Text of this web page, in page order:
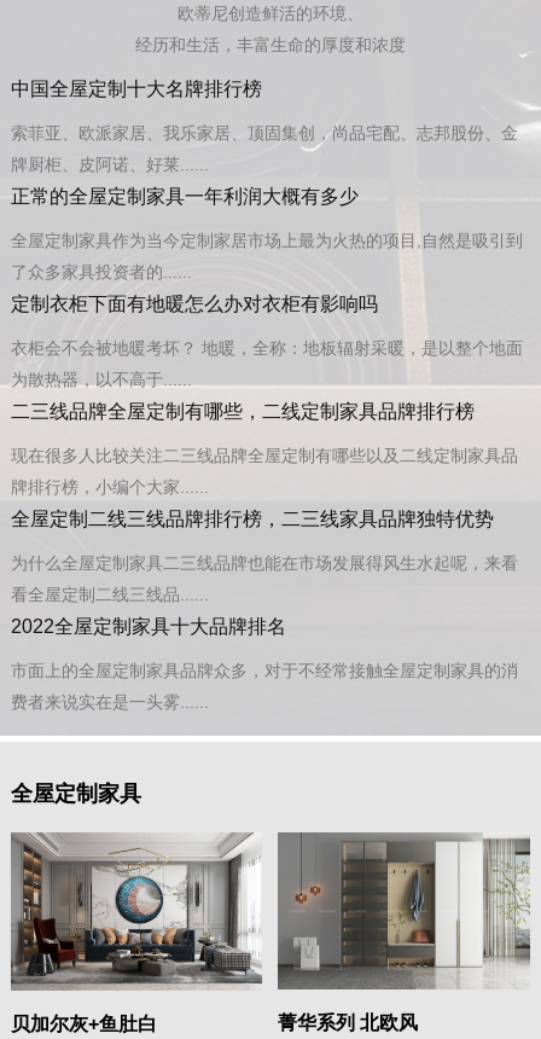
中国全屋定制十大名牌排行榜
索菲亚、欧派家居、我乐家居、顶固集创，尚品宅配、志邦股份、金
牌厨柜、皮阿诺、好莱......
正常的全屋定制家具一年利润大概有多少
全屋定制家具作为当今定制家居市场上最为火热的项目,自然是吸引到
了众多家具投资者的......
定制衣柜下面有地暖怎么办对衣柜有影响吗
衣柜会不会被地暖考坏？ 地暖，全称：地板辐射采暖，是以整个地面
为散热器，以不高于......
二三线品牌全屋定制有哪些，二线定制家具品牌排行榜
现在很多人比较关注二三线品牌全屋定制有哪些以及二线定制家具品
牌排行榜，小编个大家......
全屋定制二线三线品牌排行榜，二三线家具品牌独特优势
为什么全屋定制家具二三线品牌也能在市场发展得风生水起呢，来看
看全屋定制二线三线品......
2022全屋定制家具十大品牌排名
市面上的全屋定制家具品牌众多，对于不经常接触全屋定制家具的消
费者来说实在是一头雾......
欧蒂尼创造鲜活的环境、
经历和生活，丰富生命的厚度和浓度
全屋定制家具
贝加尔灰+鱼肚白 菁华系列 北欧风